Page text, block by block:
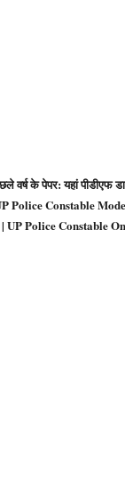
के पेपर: यहां पीडीएफ
Police Constable
| UP Police Constable